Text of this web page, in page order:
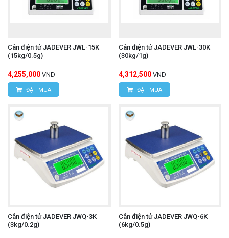
Cân điện tử JADEVER JWL-15K
(15kg/0.5g)
4,255,000 VND
ĐẶT MUA
Cân điện tử JADEVER JWL-30K
(30kg/1g)
4,312,500 VND
ĐẶT MUA
Cân điện tử JADEVER JWQ-3K
(3kg/0.2g)
Cân điện tử JADEVER JWQ-6K
(6kg/0.5g)